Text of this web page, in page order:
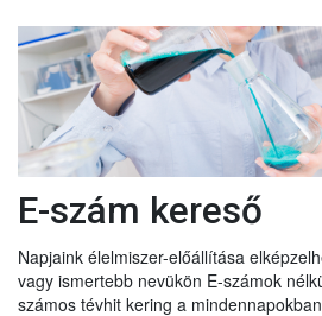
E-szám kereső
Napjaink élelmiszer-előállítása
vagy ismertebb nevükön E-számok
számos tévhit kering a